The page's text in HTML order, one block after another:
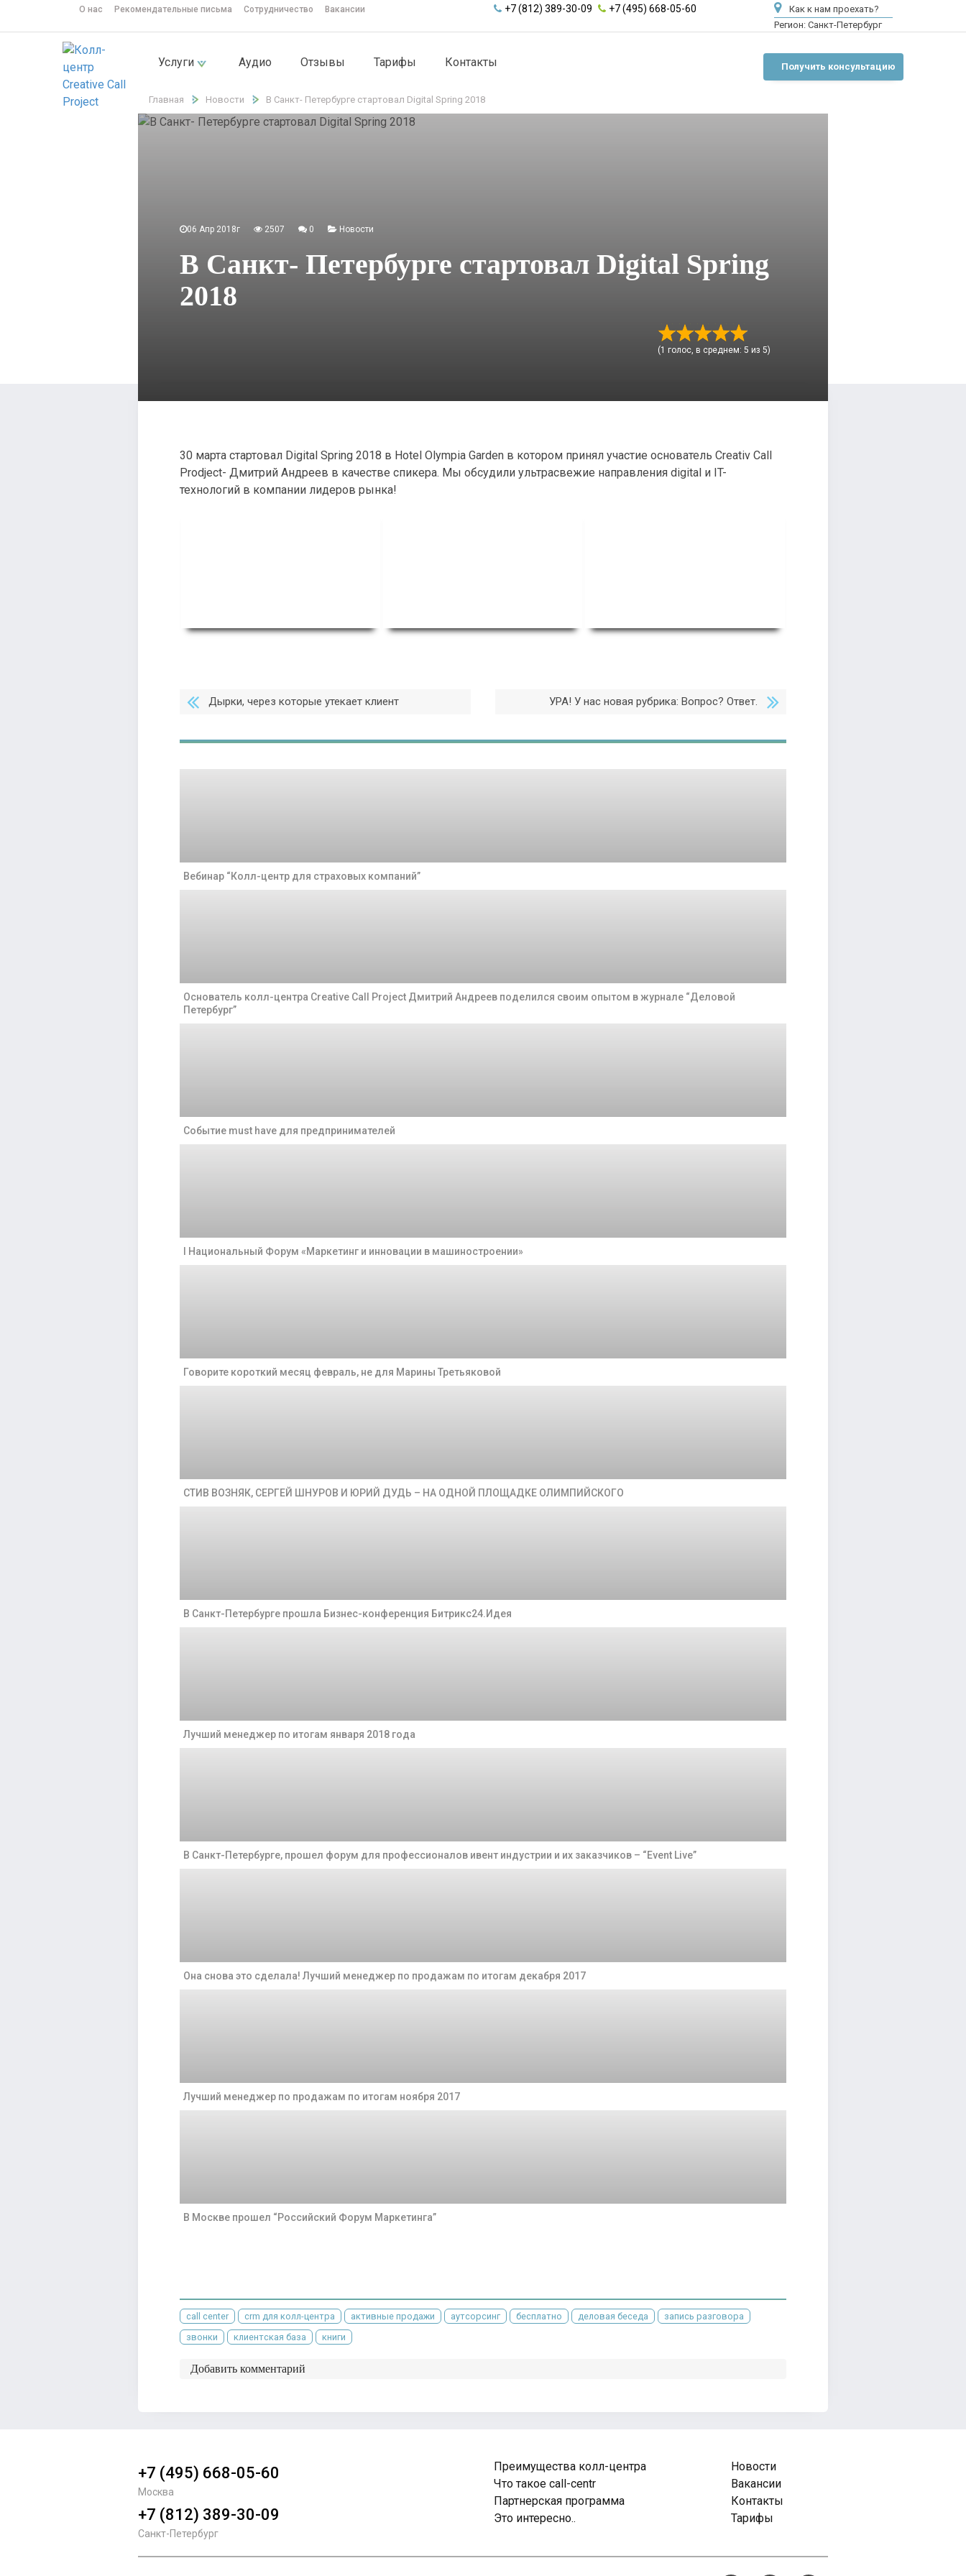
О нас Рекомендательные письма Сотрудничество Вакансии +7 (812) 389-30-09 +7 (495) 668-05-60
Как к нам проехать?
Регион: Санкт-Петербург
Услуги Аудио Отзывы Тарифы Контакты Получить консультацию
Главная Новости В Санкт- Петербурге стартовал Digital Spring 2018
06 Апр 2018г 2507 0 Новости
В Санкт- Петербурге стартовал Digital Spring
2018
(1 голос, в среднем: 5 из 5)
30 марта стартовал Digital Spring 2018 в Hotel Olympia Garden в котором принял участие основатель Creativ Call
Prodject- Дмитрий Андреев в качестве спикера. Мы обсудили ультрасвежие направления digital и IT-
технологий в компании лидеров рынка!
УРА! У нас новая рубрика: Вопрос? Ответ.
Дырки, через которые утекает клиент
Вебинар “Колл-центр для страховых компаний”
Основатель колл-центра Creative Call Project Дмитрий Андреев поделился своим опытом в журнале “Деловой
Петербург”
Событие must have для предпринимателей
I Национальный Форум «Маркетинг и инновации в машиностроении»
Говорите короткий месяц февраль, не для Марины Третьяковой
СТИВ ВОЗНЯК, СЕРГЕЙ ШНУРОВ И ЮРИЙ ДУДЬ – НА ОДНОЙ ПЛОЩАДКЕ ОЛИМПИЙСКОГО
В Санкт-Петербурге прошла Бизнес-конференция Битрикс24.Идея
Лучший менеджер по итогам января 2018 года
В Санкт-Петербурге, прошел форум для профессионалов ивент индустрии и их заказчиков – “Event Live”
Она снова это сделала! Лучший менеджер по продажам по итогам декабря 2017
Лучший менеджер по продажам по итогам ноября 2017
В Москве прошел “Российский Форум Маркетинга”
call center crm для колл-центра активные продажи аутсорсинг бесплатно деловая беседа
запись разговора
звонки
клиентская база книги
Добавить комментарий
+7 (495) 668-05-60
Москва
+7 (812) 389-30-09
Санкт-Петербург
Преимущества колл-центра
Что такое call-centr
Партнерская программа
Это интересно..
Новости
Вакансии
Контакты
Тарифы